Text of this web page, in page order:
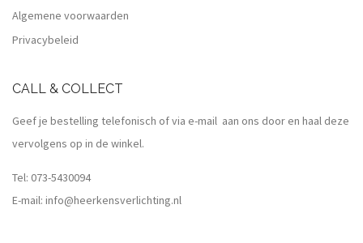
Algemene voorwaarden
Privacybeleid
CALL & COLLECT
Geef je bestelling telefonisch of via e-mail aan ons door en haal deze
vervolgens op in de winkel.
Tel: 073-5430094
E-mail: info@heerkensverlichting.nl